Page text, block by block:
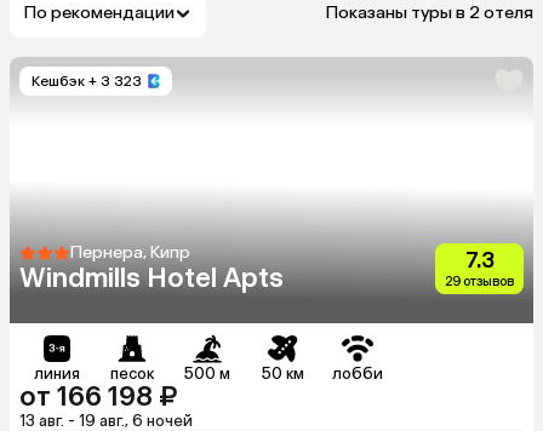
По рекомендации Показаны туры в 2 отеля
Кешбэк + 3 323
Пернера, Кипр
Windmills Hotel Apts
7.3
29 отзывов
линия песок 500 м 50 км лобби
от 166 198 ₽
13 авг. - 19 авг., 6 ночей